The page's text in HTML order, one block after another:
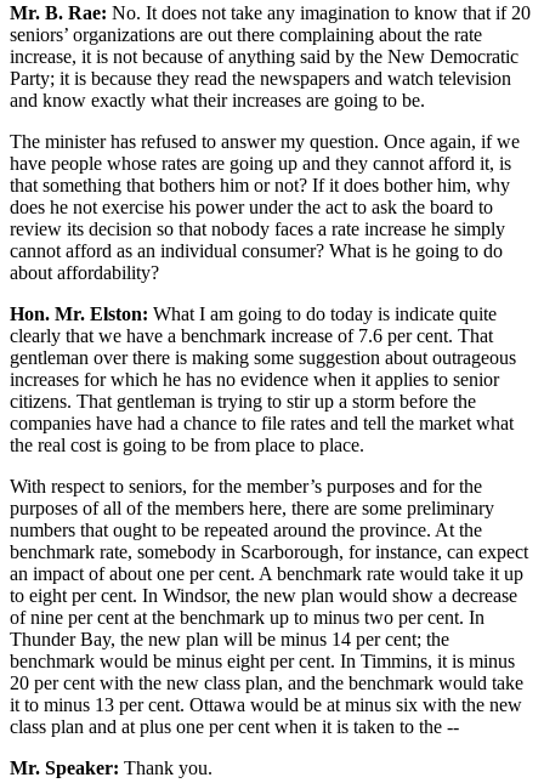
Mr. B. Rae: No. It does not take any imagination to know that if 20
seniors’ organizations are out there complaining about the rate
increase, it is not because of anything said by the New Democratic
Party; it is because they read the newspapers and watch television
and know exactly what their increases are going to be.
The minister has refused to answer my question. Once again, if we
have people whose rates are going up and they cannot afford it, is
that something that bothers him or not? If it does bother him, why
does he not exercise his power under the act to ask the board to
review its decision so that nobody faces a rate increase he simply
cannot afford as an individual consumer? What is he going to do
about affordability?
Hon. Mr. Elston: What I am going to do today is indicate quite
clearly that we have a benchmark increase of 7.6 per cent. That
gentleman over there is making some suggestion about outrageous
increases for which he has no evidence when it applies to senior
citizens. That gentleman is trying to stir up a storm before the
companies have had a chance to file rates and tell the market what
the real cost is going to be from place to place.
With respect to seniors, for the member’s purposes and for the
purposes of all of the members here, there are some preliminary
numbers that ought to be repeated around the province. At the
benchmark rate, somebody in Scarborough, for instance, can expect
an impact of about one per cent. A benchmark rate would take it up
to eight per cent. In Windsor, the new plan would show a decrease
of nine per cent at the benchmark up to minus two per cent. In
Thunder Bay, the new plan will be minus 14 per cent; the
benchmark would be minus eight per cent. In Timmins, it is minus
20 per cent with the new class plan, and the benchmark would take
it to minus 13 per cent. Ottawa would be at minus six with the new
class plan and at plus one per cent when it is taken to the --
Mr. Speaker: Thank you.